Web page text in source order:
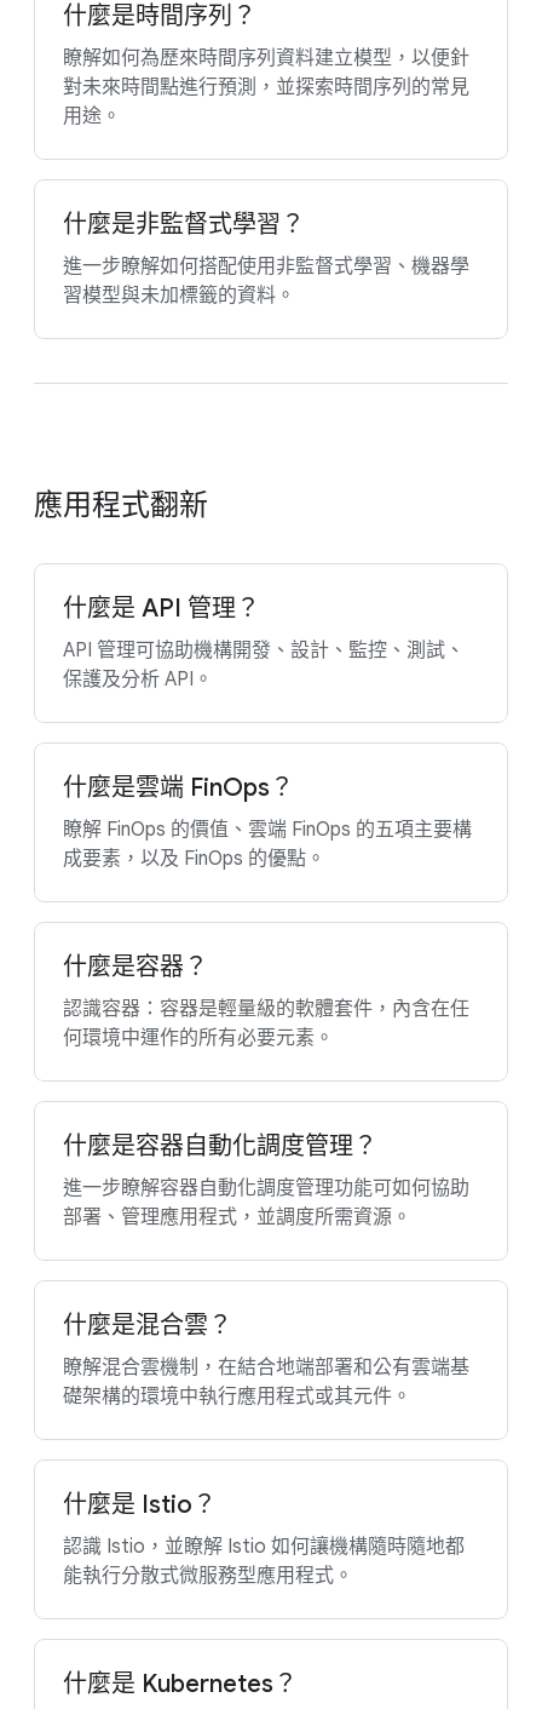
什麼是時間序列？
瞭解如何為歷來時間序列資料建立模型，以便針
對未來時間點進行預測，並探索時間序列的常見
用途。
什麼是非監督式學習？
進一步瞭解如何搭配使用非監督式學習、機器學
習模型與未加標籤的資料。
應用程式翻新
什麼是 API 管理？
API 管理可協助機構開發、設計、監控、測試、
保護及分析 API。
什麼是雲端 FinOps？
瞭解 FinOps 的價值、雲端 FinOps 的五項主要構
成要素，以及 FinOps 的優點。
什麼是容器？
認識容器：容器是輕量級的軟體套件，內含在任
何環境中運作的所有必要元素。
什麼是容器自動化調度管理？
進一步瞭解容器自動化調度管理功能可如何協助
部署、管理應用程式，並調度所需資源。
什麼是混合雲？
瞭解混合雲機制，在結合地端部署和公有雲端基
礎架構的環境中執行應用程式或其元件。
什麼是 Istio？
認識 Istio，並瞭解 Istio 如何讓機構隨時隨地都
能執行分散式微服務型應用程式。
什麼是 Kubernetes？